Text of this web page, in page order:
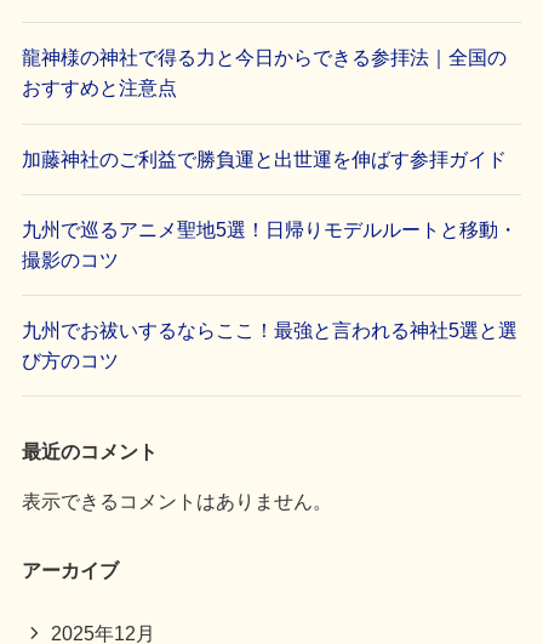
龍神様の神社で得る力と今日からできる参拝法｜全国の
おすすめと注意点
加藤神社のご利益で勝負運と出世運を伸ばす参拝ガイド
九州で巡るアニメ聖地5選！日帰りモデルルートと移動・
撮影のコツ
九州でお祓いするならここ！最強と言われる神社5選と選
び方のコツ
最近のコメント
表示できるコメントはありません。
アーカイブ
2025年12月